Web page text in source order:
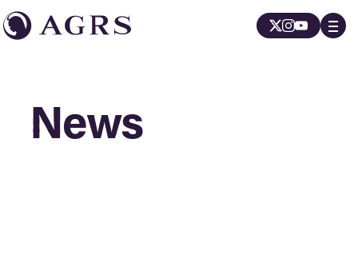
News
News